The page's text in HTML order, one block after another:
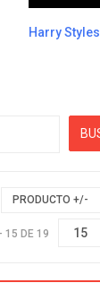
Harry Styles
PRODUCTO +/-
15 DE 19